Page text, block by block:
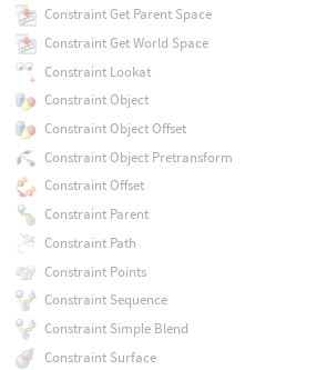
Constraint Get Parent Space
Constraint Get World Space
Constraint Lookat
Constraint Object
Constraint Object Offset
Constraint Object Pretransform
Constraint Offset
Constraint Parent
Constraint Path
Constraint Points
Constraint Sequence
Constraint Simple Blend
Constraint Surface